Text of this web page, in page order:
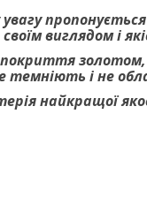
своїм виглядом і
темніють і не
найкращої